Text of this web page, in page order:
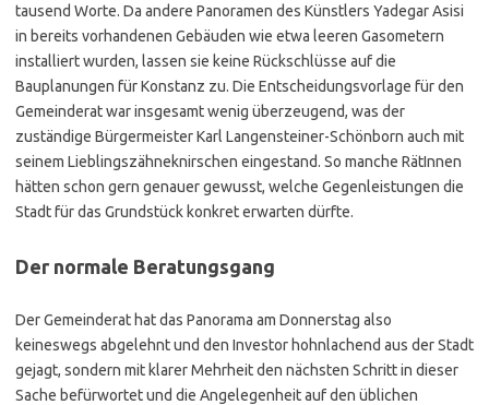
tausend Worte. Da andere Panoramen des Künstlers Yadegar Asisi
in bereits vorhandenen Gebäuden wie etwa leeren Gasometern
installiert wurden, lassen sie keine Rückschlüsse auf die
Bauplanungen für Konstanz zu. Die Entscheidungsvorlage für den
Gemeinderat war insgesamt wenig überzeugend, was der
zuständige Bürgermeister Karl Langensteiner-Schönborn auch mit
seinem Lieblingszähneknirschen eingestand. So manche RätInnen
hätten schon gern genauer gewusst, welche Gegenleistungen die
Stadt für das Grundstück konkret erwarten dürfte.
Der normale Beratungsgang
Der Gemeinderat hat das Panorama am Donnerstag also
keineswegs abgelehnt und den Investor hohnlachend aus der Stadt
gejagt, sondern mit klarer Mehrheit den nächsten Schritt in dieser
Sache befürwortet und die Angelegenheit auf den üblichen